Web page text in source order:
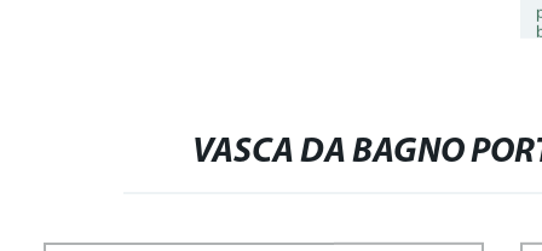
VASCA DA BAGNO